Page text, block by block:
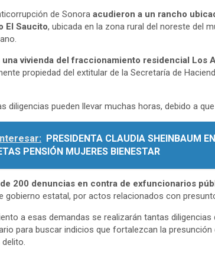
de Sonora acudieron a un rancho
El Saucito, ubicada en la zona rural del noreste del
una vivienda del fraccionamiento residencial Los
propiedad del extitular de la Secretaría de
diligencias pueden llevar muchas horas, debido a
PRESIDENTA CLAUDIA SHEINBAUM
PENSIÓN MUJERES BIENESTAR
200 denuncias en contra de exfuncionarios
gobierno estatal, por actos relacionados con
a esas demandas se realizarán tantas
para buscar indicios que fortalezcan la